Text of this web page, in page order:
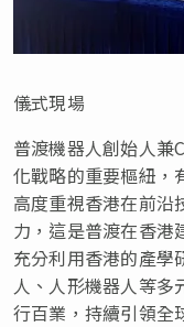
儀式現場
普渡機器人創始人兼
化戰略的重要樞紐，
高度重視香港在前沿
力，這是普渡在香港
充分利用香港的產學
人、人形機器人等多
行百業，持續引領全